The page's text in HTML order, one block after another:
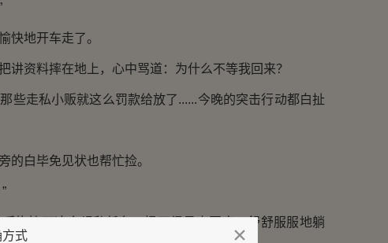
地开车走了。
资料摔在地上，心中骂道：为什么不等我回来？
走私小贩就这么罚款给放了......今晚的突击行动都白扯
白毕免见状也帮忙捡。
接下这个缉私任务，恨不得马上回家，舒舒服服地躺
式